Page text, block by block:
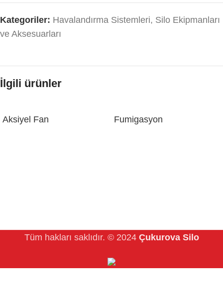
Kategoriler: Havalandırma Sistemleri, Silo Ekipmanları
ve Aksesuarları
İlgili ürünler
Aksiyel Fan Fumigasyon
Tüm hakları saklıdır. © 2024 Çukurova Silo